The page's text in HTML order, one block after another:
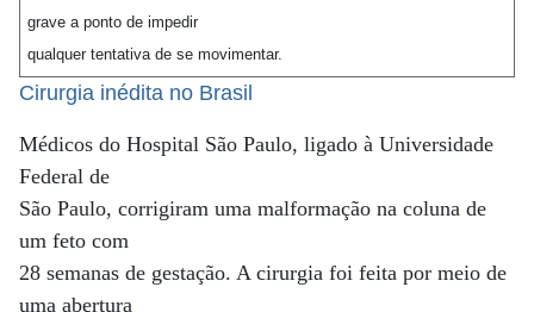
grave a ponto de impedir
qualquer tentativa de se movimentar.
Cirurgia inédita no Brasil
Médicos do Hospital São Paulo, ligado à Universidade
Federal de
São Paulo, corrigiram uma malformação na coluna de
um feto com
28 semanas de gestação. A cirurgia foi feita por meio de
uma abertura